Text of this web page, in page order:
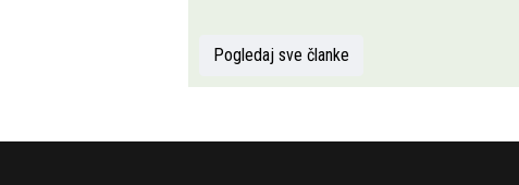
Pogledaj sve članke